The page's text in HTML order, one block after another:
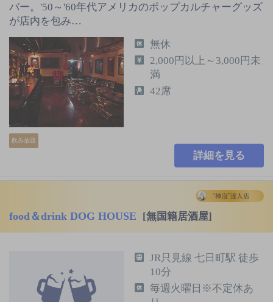
バー。'50～'60年代アメリカのポップカルチャーグッズ
が店内を包み…
飲み放題
無休
2,000円以上～3,000円未
満
42席
詳細を見る
food＆drink DOG HOUSE [無国籍居酒屋]
JR只見線 七日町駅 徒歩
10分
毎週火曜日※不定休あ